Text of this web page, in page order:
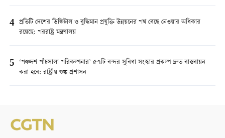
4 প্রতিটি দেশের ডিজিটাল ও বুদ্ধিমান প্রযুক্তি উন্নয়নের পথ বেছে নেওয়ার অধিকার
রয়েছে: পররাষ্ট্র মন্ত্রণালয়
5 ‘পঞ্চদশ পাঁচসালা পরিকল্পনার’ ৫৭টি বন্দর সুবিধা সংস্কার প্রকল্প দ্রুত বাস্তবায়ন
করা হবে: রাষ্ট্রীয় শুল্ক প্রশাসন